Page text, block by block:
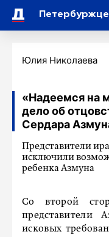
Юлия Николаева
«Надеемся на
дело об
Сердара
Представители
исключили
ребенка Азмуна
Со второй
представители
исковых